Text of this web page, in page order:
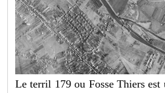
Le terril 179 ou Fosse Thiers